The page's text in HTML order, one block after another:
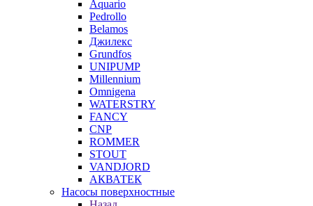
Aquario
Pedrollo
Belamos
Джилекс
Grundfos
UNIPUMP
Millennium
Omnigena
WATERSTRY
FANCY
CNP
ROMMER
STOUT
VANDJORD
АКВАТЕК
Насосы поверхностные